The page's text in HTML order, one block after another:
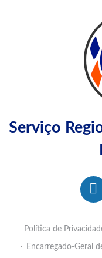
Serviço
Política de
Encarregado-Geral